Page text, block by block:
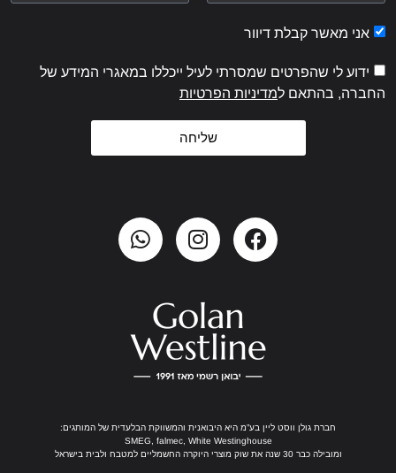
אני מאשר קבלת דיוור
ידוע לי שהפרטים שמסרתי לעיל ייכללו במאגרי המידע של
החברה, בהתאם למדיניות הפרטיות
שליחה
חברת גולן ווסט ליין בע”מ היא היבואנית והמשווקת הבלעדית של המותגים:
SMEG, falmec, White Westinghouse
ומובילה כבר 30 שנה את שוק מוצרי היוקרה החשמליים למטבח ולבית בישראל